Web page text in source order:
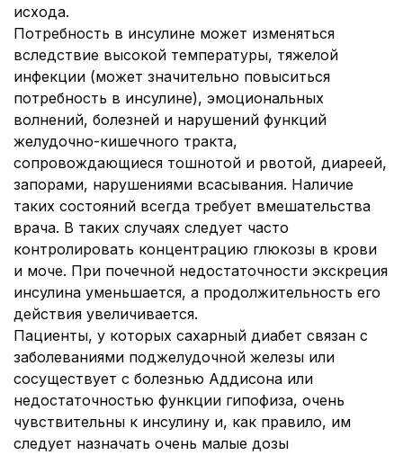
исхода.
Потребность в инсулине может изменяться
вследствие высокой температуры, тяжелой
инфекции (может значительно повыситься
потребность в инсулине), эмоциональных
волнений, болезней и нарушений функций
желудочно-кишечного тракта,
сопровождающиеся тошнотой и рвотой, диареей,
запорами, нарушениями всасывания. Наличие
таких состояний всегда требует вмешательства
врача. В таких случаях следует часто
контролировать концентрацию глюкозы в крови
и моче. При почечной недостаточности экскреция
инсулина уменьшается, а продолжительность его
действия увеличивается.
Пациенты, у которых сахарный диабет связан с
заболеваниями поджелудочной железы или
сосуществует с болезнью Аддисона или
недостаточностью функции гипофиза, очень
чувствительны к инсулину и, как правило, им
следует назначать очень малые дозы